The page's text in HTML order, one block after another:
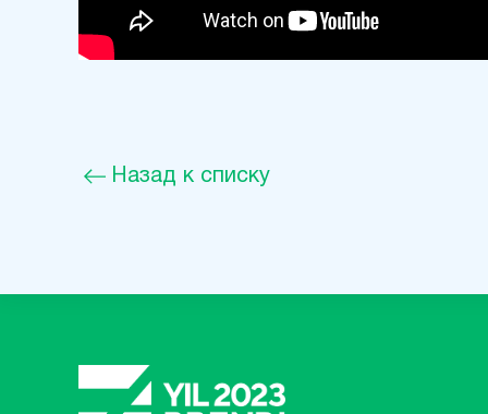
Назад к списку